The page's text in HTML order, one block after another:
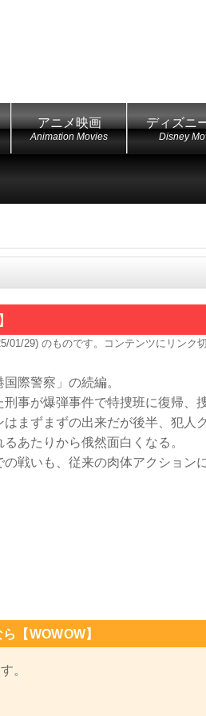
アニメ映画
Animation Movies
ディズニ
Disney
01/29) のものです。コンテンツにリンク
際警察」の続編。
事が爆弾事件で特捜班に復帰、
まずまずの出来だが後半、犯人
あたりから俄然面白くなる。
戦いも、従来の肉体アクション
【WOWOW】
。